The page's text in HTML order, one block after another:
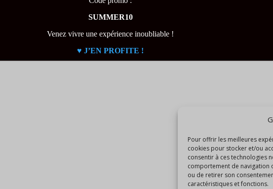
Pour offrir les meilleures
cookies pour stocker et/ou
consentir à ces technologies
comportement de navigation
ou de retirer son
caractéristiques et fonctions.
SUMMER10
Venez vivre une expérience inoubliable !
♥️ J’EN PROFITE !